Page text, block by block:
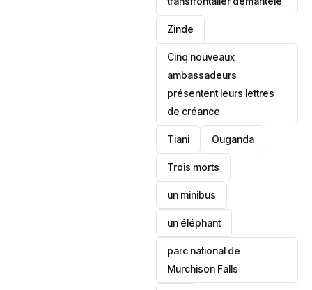
Zinde
Cinq nouveaux
ambassadeurs
présentent leurs lettres
de créance
Tiani ‎Ouganda
Trois morts
un minibus
un éléphant
parc national de
Murchison Falls